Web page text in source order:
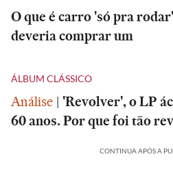
O que é carro 'só pra
deveria comprar um
ÁLBUM CLÁSSICO
Análise | 'Revolver', o LP
60 anos. Por que foi tão
CONTINUA APÓS A